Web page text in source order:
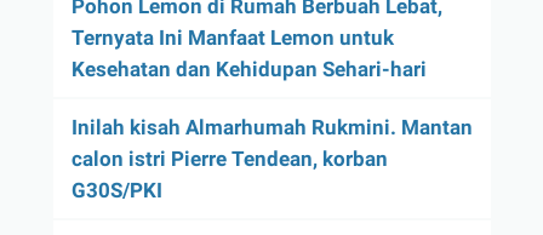
Pohon Lemon di Rumah Berbuah Lebat,
Ternyata Ini Manfaat Lemon untuk
Kesehatan dan Kehidupan Sehari-hari
Inilah kisah Almarhumah Rukmini. Mantan
calon istri Pierre Tendean, korban
G30S/PKI